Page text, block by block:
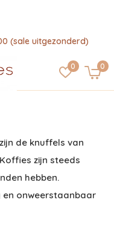
0 0
de knuffels van
zijn steeds
hebben.
en onweerstaanbaar